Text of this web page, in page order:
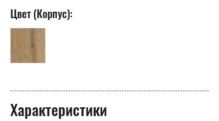
Цвет (Корпус):
Характеристики